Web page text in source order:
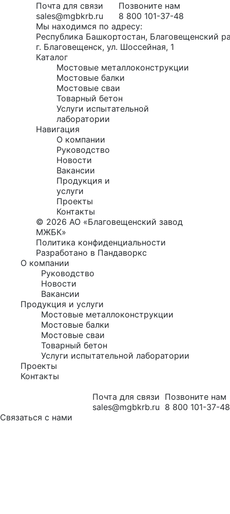
Почта для связи
sales@mgbkrb.ru
Позвоните нам
8 800 101-37-48
Мы находимся по адресу:
Республика Башкортостан, Благовещенский
г. Благовещенск, ул. Шоссейная, 1
Каталог
Мостовые металлоконструкции
Мостовые балки
Мостовые сваи
Товарный бетон
Услуги испытательной
лаборатории
Навигация
О компании
Руководство
Новости
Вакансии
Продукция и
услуги
Проекты
Контакты
© 2026 АО «Благовещенский завод
МЖБК»
Политика конфиденциальности
Разработано в Пандаворкс
О компании
Руководство
Новости
Вакансии
Продукция и услуги
Мостовые металлоконструкции
Мостовые балки
Мостовые сваи
Товарный бетон
Услуги испытательной лаборатории
Проекты
Контакты
Почта для связи
sales@mgbkrb.ru
Позвоните нам
8 800 101-37-48
Связаться с нами